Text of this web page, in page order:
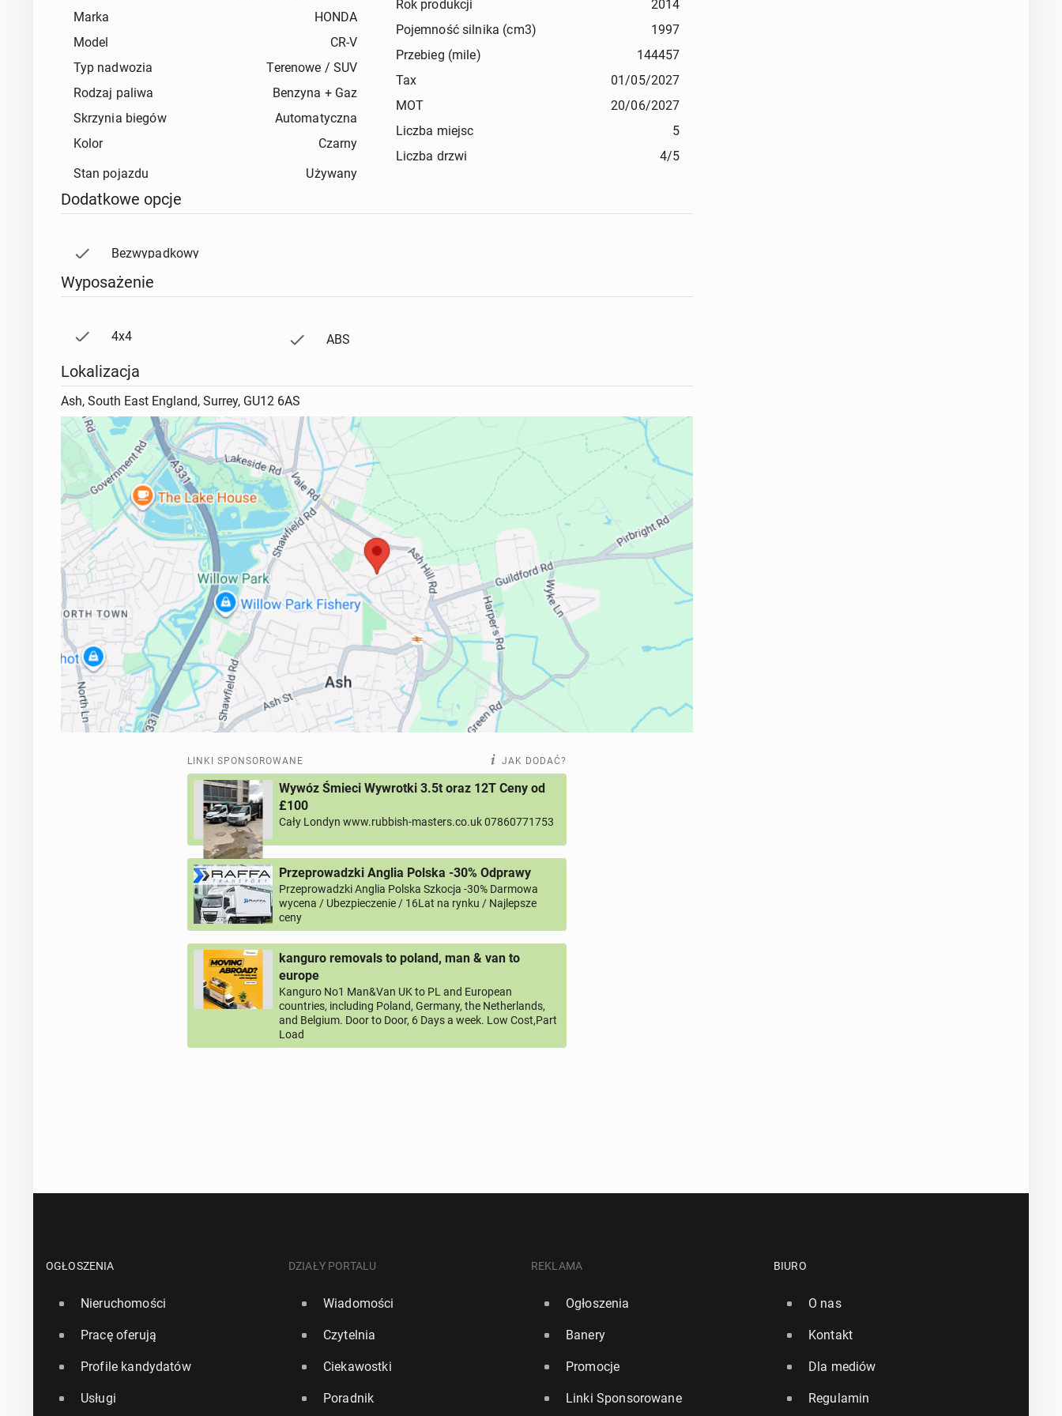
Marka
HONDA
Model
CR-V
Typ nadwozia
Terenowe / SUV
Rodzaj paliwa
Benzyna + Gaz
Skrzynia biegów
Automatyczna
Kolor
Czarny
Rok produkcji
2014
Pojemność silnika (cm3)
1997
Przebieg (mile)
144457
Tax
01/05/2027
MOT
20/06/2027
Liczba miejsc
5
Liczba drzwi
4/5
Dodatkowe opcje
Wyposażenie
Lokalizacja
Ash, South East England, Surrey, GU12 6AS
LINKI SPONSOROWANE JAK DODAĆ?
Wywóz Śmieci Wywrotki 3.5t oraz 12T Ceny od
£100
Cały Londyn www.rubbish-masters.co.uk 07860771753
Przeprowadzki Anglia Polska -30% Odprawy
Przeprowadzki Anglia Polska Szkocja -30% Darmowa
wycena / Ubezpieczenie / 16Lat na rynku / Najlepsze
ceny
kanguro removals to poland, man & van to
europe
Kanguro No1 Man&Van UK to PL and European
countries, including Poland, Germany, the Netherlands,
and Belgium. Door to Door, 6 Days a week. Low Cost,Part
Load
OGŁOSZENIA
Nieruchomości
Pracę oferują
Profile kandydatów
Usługi
DZIAŁY PORTALU
Wiadomości
Czytelnia
Ciekawostki
Poradnik
REKLAMA
Ogłoszenia
Banery
Promocje
Linki Sponsorowane
BIURO
O nas
Kontakt
Dla mediów
Regulamin